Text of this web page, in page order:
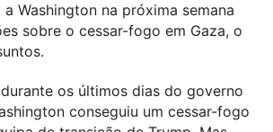
a Washington na próxima semana
sobre o cessar-fogo em Gaza, o
os últimos dias do governo
conseguiu um cessar-fogo